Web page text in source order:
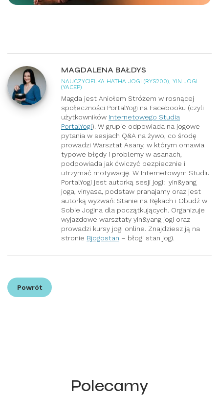
MAGDALENA BAŁDYS
NAUCZYCIELKA HATHA JOGI (RYS200), YIN JOGI
(YACEP)
Magda jest Aniołem Stróżem w rosnącej
społeczności PortalYogi na Facebooku (czyli
użytkowników Internetowego Studia
PortalYogi). W grupie odpowiada na jogowe
pytania w sesjach Q&A na żywo, co środę
prowadzi Warsztat Asany, w którym omawia
typowe błędy i problemy w asanach,
podpowiada jak ćwiczyć bezpiecznie i
utrzymać motywację. W Internetowym Studiu
PortalYogi jest autorką sesji jogi: yin&yang
joga, vinyasa, podstaw pranajamy oraz jest
autorką wyzwań: Stanie na Rękach i Obudź w
Sobie Jogina dla początkujących. Organizuje
wyjazdowe warsztaty yin&yang jogi oraz
prowadzi kursy jogi online. Znajdziesz ją na
stronie Bjogostan – błogi stan jogi.
Powrót
Polecamy